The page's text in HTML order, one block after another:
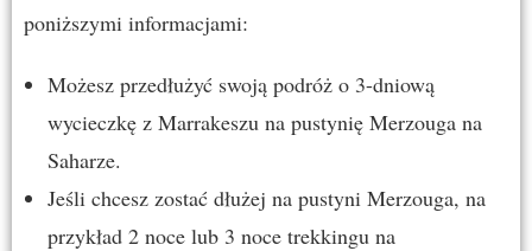
poniższymi informacjami:
Możesz przedłużyć swoją podróż o 3-dniową
wycieczkę z Marrakeszu na pustynię Merzouga na
Saharze.
Jeśli chcesz zostać dłużej na pustyni Merzouga, na
przykład 2 noce lub 3 noce trekkingu na